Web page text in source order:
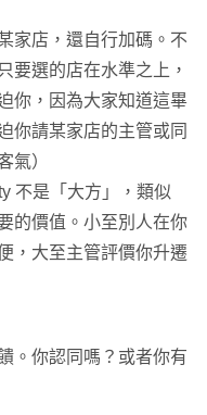
家店，還自行加碼。不
要選的店在水準之上，
你，因為大家知道這畢
你請某家店的主管或同
氣）
不是「大方」，類似
的價值。小至別人在你
，大至主管評價你升遷
。你認同嗎？或者你有